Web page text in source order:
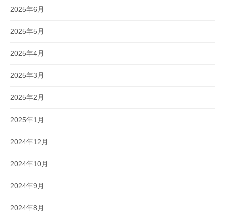
2025年6月
2025年5月
2025年4月
2025年3月
2025年2月
2025年1月
2024年12月
2024年10月
2024年9月
2024年8月